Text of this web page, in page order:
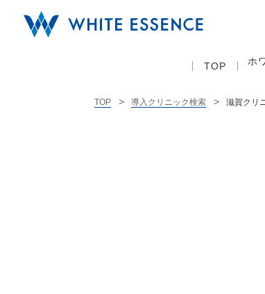
TOP
ホ
TOP 導入クリニック検索 滋賀クリ